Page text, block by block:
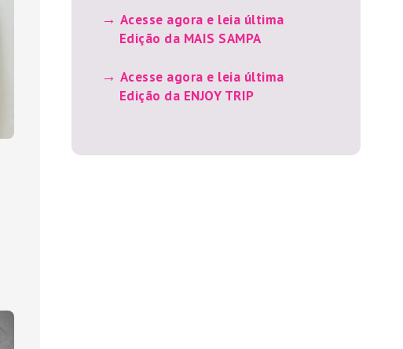
Acesse agora e leia última
Edição da MAIS SAMPA
Acesse agora e leia última
Edição da ENJOY TRIP